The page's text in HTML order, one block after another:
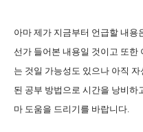
아마 제가 지금부터 언급할 내용
선가 들어본 내용일 것이고 또한
는 것일 가능성도 있으나 아직
된 공부 방법으로 시간을 낭비
마 도움을 드리기를 바랍니다.